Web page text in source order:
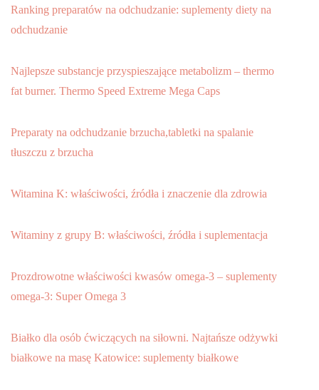
Ranking preparatów na odchudzanie: suplementy diety na
odchudzanie
Najlepsze substancje przyspieszające metabolizm – thermo
fat burner. Thermo Speed Extreme Mega Caps
Preparaty na odchudzanie brzucha,tabletki na spalanie
tłuszczu z brzucha
Witamina K: właściwości, źródła i znaczenie dla zdrowia
Witaminy z grupy B: właściwości, źródła i suplementacja
Prozdrowotne właściwości kwasów omega-3 – suplementy
omega-3: Super Omega 3
Białko dla osób ćwiczących na siłowni. Najtańsze odżywki
białkowe na masę Katowice: suplementy białkowe